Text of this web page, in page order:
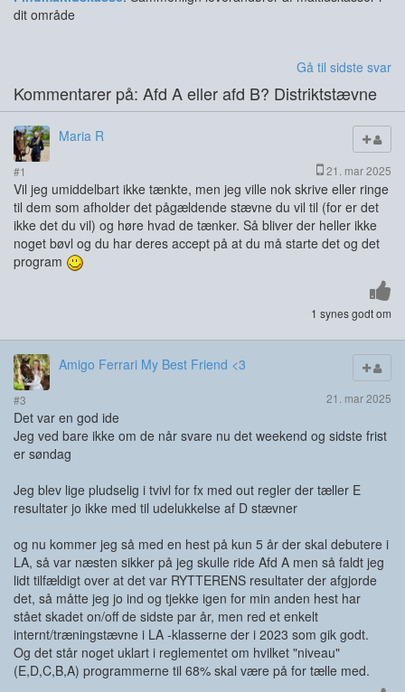
dit område
Gå til sidste svar
Kommentarer på: Afd A eller afd B? Distriktstævne
Maria R
#1 21. mar 2025
Vil jeg umiddelbart ikke tænkte, men jeg ville nok skrive eller ringe
til dem som afholder det pågældende stævne du vil til (for er det
ikke det du vil) og høre hvad de tænker. Så bliver der heller ikke
noget bøvl og du har deres accept på at du må starte det og det
program
1 synes godt om
Amigo Ferrari My Best Friend <3
#3 21. mar 2025
Det var en god ide
Jeg ved bare ikke om de når svare nu det weekend og sidste frist
er søndag
Jeg blev lige pludselig i tvivl for fx med out regler der tæller E
resultater jo ikke med til udelukkelse af D stævner
og nu kommer jeg så med en hest på kun 5 år der skal debutere i
LA, så var næsten sikker på jeg skulle ride Afd A men så faldt jeg
lidt tilfældigt over at det var RYTTERENS resultater der afgjorde
det, så måtte jeg jo ind og tjekke igen for min anden hest har
stået skadet on/off de sidste par år, men red et enkelt
internt/træningstævne i LA -klasserne der i 2023 som gik godt.
Og det står noget uklart i reglementet om hvilket "niveau"
(E,D,C,B,A) programmerne til 68% skal være på for tælle med.